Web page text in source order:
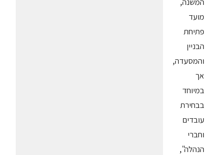
מועד
פתיחת
הבניין
והמסעדה,
אך
במיוחד
בבחירת
עובדים
וחברי
הנהלה",